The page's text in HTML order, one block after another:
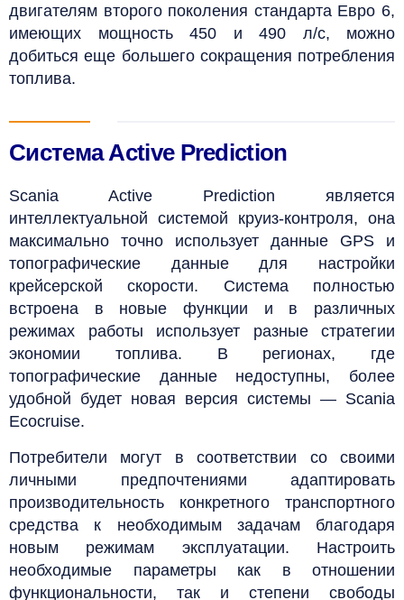
двигателям второго поколения стандарта Евро 6,
имеющих мощность 450 и 490 л/с, можно
добиться еще большего сокращения потребления
топлива.
Система Active Prediction
Scania Active Prediction является
интеллектуальной системой круиз-контроля, она
максимально точно использует данные GPS и
топографические данные для настройки
крейсерской скорости. Система полностью
встроена в новые функции и в различных
режимах работы использует разные стратегии
экономии топлива. В регионах, где
топографические данные недоступны, более
удобной будет новая версия системы — Scania
Ecocruise.
Потребители могут в соответствии со своими
личными предпочтениями адаптировать
производительность конкретного транспортного
средства к необходимым задачам благодаря
новым режимам эксплуатации. Настроить
необходимые параметры как в отношении
функциональности, так и степени свободы